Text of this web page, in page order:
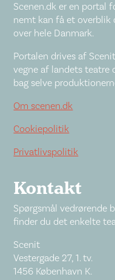
Scenen.dk er en portal
nemt kan få et overblik
over hele Danmark.
Portalen drives af
vegne af landets teatre
bag selve
Om scenen.dk
Cookiepolitik
Privatlivspolitik
Kontakt
Spørgsmål vedrørende
finder du det enkelte
Scenit
Vestergade 27, 1. tv.
1456 København K.